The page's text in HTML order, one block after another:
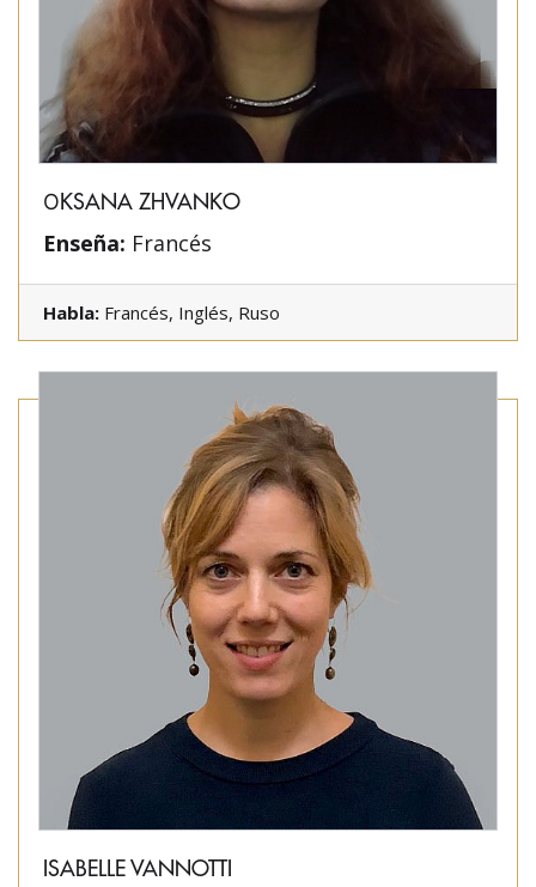
ОKSANA ZHVANKO
Enseña: Francés
Habla: Francés, Inglés, Ruso
ISABELLE VANNOTTI